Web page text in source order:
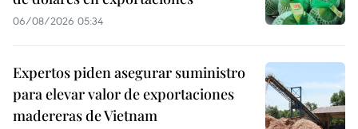
06/08/2026 05:34
Expertos piden asegurar suministro
para elevar valor de exportaciones
madereras de Vietnam